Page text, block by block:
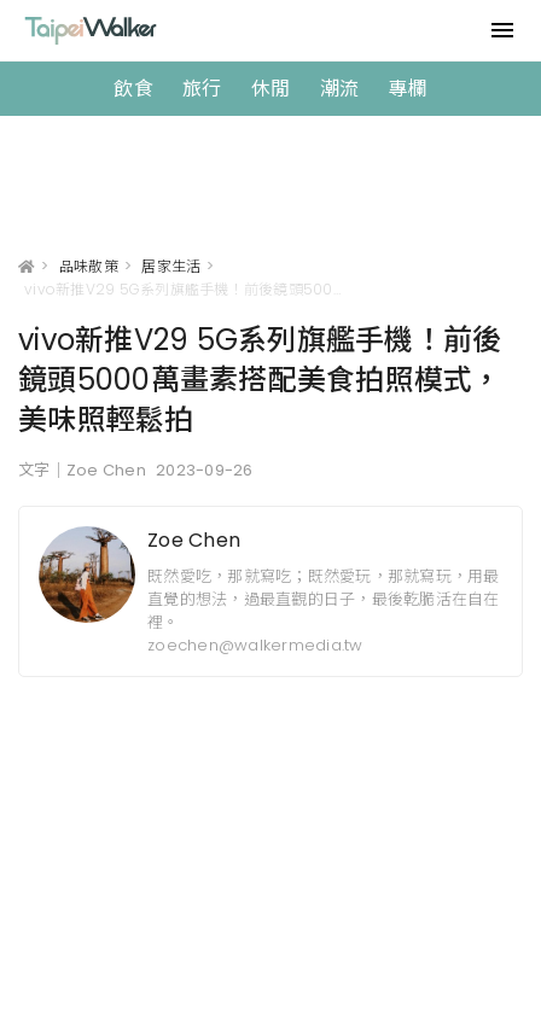
飲食 旅行 休閒 潮流 專欄
> 品味散策 > 居家生活 >
vivo新推V29 5G系列旗艦手機！前後
鏡頭5000萬畫素搭配美食拍照模式，
美味照輕鬆拍
文字｜Zoe Chen 2023-09-26
Zoe Chen
既然愛吃，那就寫吃；既然愛玩，那就寫玩，用最
直覺的想法，過最直觀的日子，最後乾脆活在自在
裡。
zoechen@walkermedia.tw